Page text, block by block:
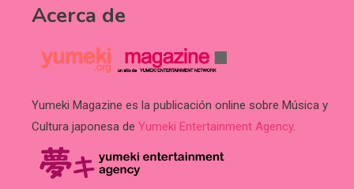
Acerca de
Yumeki Magazine es la publicación online sobre Música y
Cultura japonesa de Yumeki Entertainment Agency.